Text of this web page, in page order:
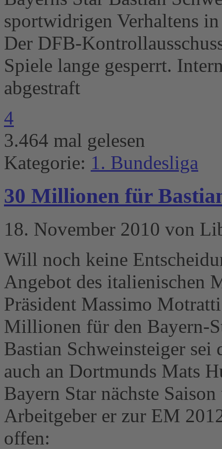
sportwidrigen Verhaltens
Der DFB-
Spiele lange gesperrt.
abgestraft
4
3.464 mal gelesen
Kategorie: 1. Bundesliga
30 Millionen für
18. November 2010 von
Will noch keine
Angebot des italienischen
Präsident Massimo
Millionen für den Bayern-
Bastian Schweinsteiger sei
auch an Dortmunds Mats
Bayern Star nächste
Arbeitgeber er zur EM
offen: